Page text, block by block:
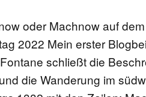
oder Machnow auf
2022 Mein erster
schließt die
die Wanderung im